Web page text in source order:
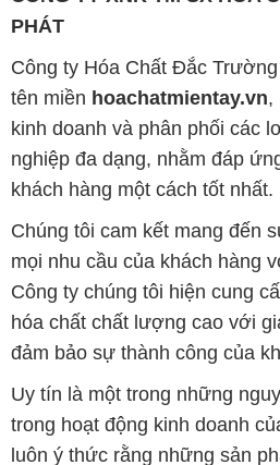
nghiệp đa dạng, nhằm đáp
khách hàng một cách tốt nhất.
Chúng tôi cam kết mang đến
mọi nhu cầu của khách hàng
Công ty chúng tôi hiện cung
hóa chất chất lượng cao với
đảm bảo sự thành công của
Uy tín là một trong những
trong hoạt động kinh doanh
luôn ý thức rằng những sản
cấp cần phải đáp ứng tiêu
hài lòng đối tác. Đồng thời,
mức giá hợp lý, nhằm tạo
và sự tồn tại bền vững trên